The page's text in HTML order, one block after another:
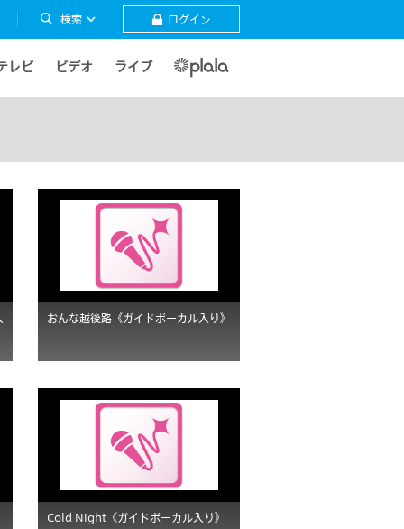
検索 ログイン
レビ ビデオ ライブ
おんな越後路《ガイドボーカル入り》
Cold Night《ガイドボーカル入り》